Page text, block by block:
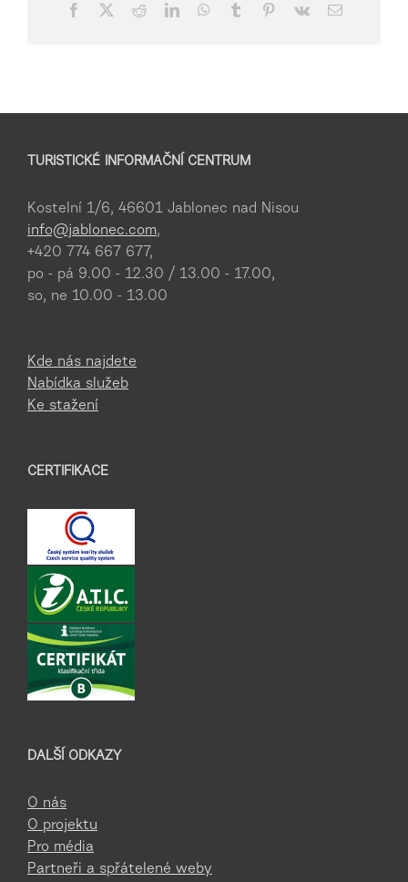
Facebook RedditLinkedInWhatsApp
Tumblr Pinterest
Vk
E-
TURISTICKÉ INFORMAČNÍ CENTRUM
Kostelní 1/6, 46601 Jablonec nad Nisou
info@jablonec.com,
+420 774 667 677,
po - pá 9.00 - 12.30 / 13.00 - 17.00,
so, ne 10.00 - 13.00
Kde nás najdete
Nabídka služeb
Ke stažení
CERTIFIKACE
DALŠÍ ODKAZY
O nás
O projektu
Pro média
Partneři a spřátelené weby